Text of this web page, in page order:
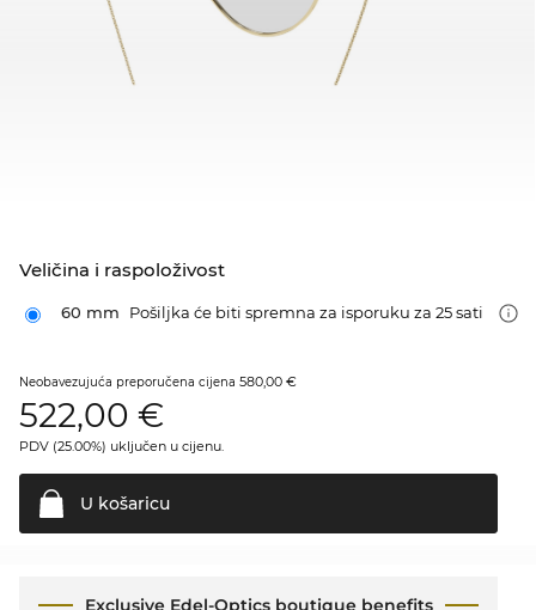
Veličina i raspoloživost
60 mm Pošiljka će biti spremna za isporuku za 25 sati
Neobavezujuća preporučena cijena 580,00 €
522,00 €
PDV (25.00%) uključen u cijenu.
U košaricu
Exclusive Edel-Optics boutique benefits